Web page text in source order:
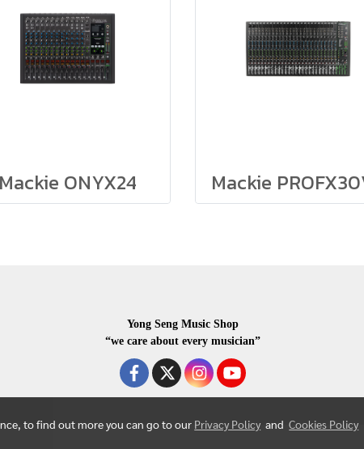
Mackie ONYX24 Mackie
Yong Seng Music Shop
“we care about every musician”
to find out more you can go to our Privacy Policy andCookies Policy